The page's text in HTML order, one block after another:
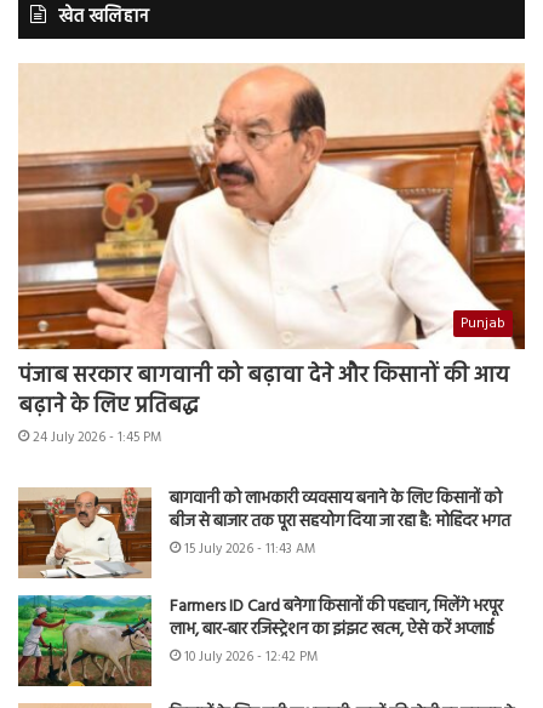
खेत खलिहान
Punjab
पंजाब सरकार बागवानी को बढ़ावा देने और किसानों की आय
बढ़ाने के लिए प्रतिबद्ध
24 July 2026 - 1:45 PM
बागवानी को लाभकारी व्यवसाय बनाने के लिए किसानों को
बीज से बाजार तक पूरा सहयोग दिया जा रहा है: मोहिंदर भगत
15 July 2026 - 11:43 AM
Farmers ID Card बनेगा किसानों की पहचान, मिलेंगे भरपूर
लाभ, बार-बार रजिस्ट्रेशन का झंझट खत्म, ऐसे करें अप्लाई
10 July 2026 - 12:42 PM